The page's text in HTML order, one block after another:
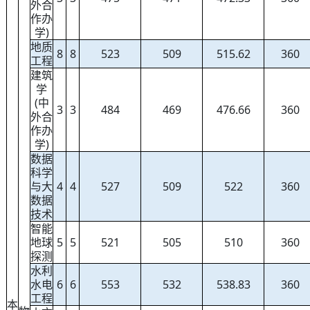
本
外合
作办
学)
地质
工程 8 8 523 509 515.62
360
建筑
学
(中
外合
作办
学)
3 3 484 469 476.66 360
数据
科学
与大
数据
技术
4 4 527 509 522 360
智能
地球
探测
5 5 521 505 510
360
水利
水电
工程
6 6 553 532 538.83
360